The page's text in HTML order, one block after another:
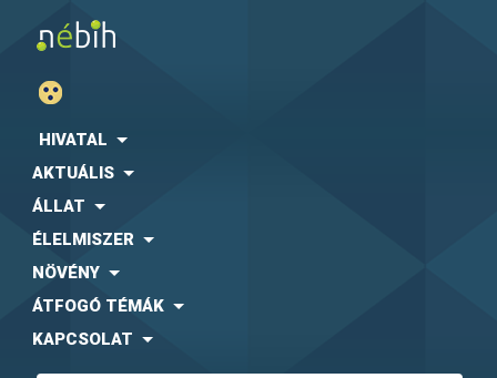
HIVATAL
AKTUÁLIS
ÁLLAT
ÉLELMISZER
NÖVÉNY
ÁTFOGÓ TÉMÁK
KAPCSOLAT